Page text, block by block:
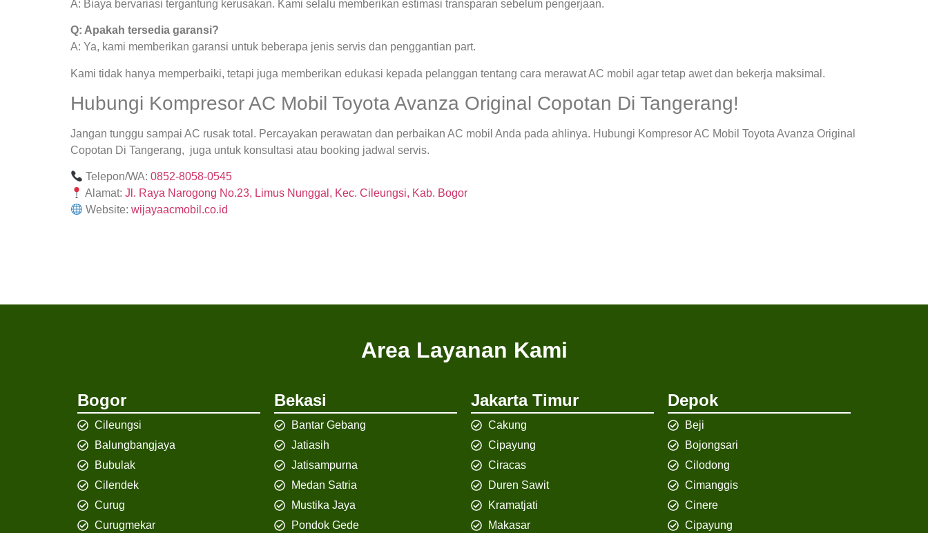
A: Biaya bervariasi tergantung kerusakan. Kami selalu memberikan estimasi transparan sebelum pengerjaan.
Q: Apakah tersedia garansi?
A: Ya, kami memberikan garansi untuk beberapa jenis servis dan penggantian part.
Kami tidak hanya memperbaiki, tetapi juga memberikan edukasi kepada pelanggan tentang cara merawat AC mobil agar tetap awet dan bekerja maksimal.
Hubungi Kompresor AC Mobil Toyota Avanza Original Copotan Di Tangerang!
Jangan tunggu sampai AC rusak total. Percayakan perawatan dan perbaikan AC mobil Anda pada ahlinya. Hubungi Kompresor AC Mobil Toyota Avanza Original
Copotan Di Tangerang, juga untuk konsultasi atau booking jadwal servis.
Telepon/WA:0852-8058-0545
Alamat:Jl. Raya Narogong No.23, Limus Nunggal, Kec. Cileungsi, Kab. Bogor
Website:wijayaacmobil.co.id
Area Layanan Kami
Bogor
Cileungsi
Balungbangjaya
Bubulak
Cilendek
Curug
Curugmekar
Bekasi
Bantar Gebang
Jatiasih
Jatisampurna
Medan Satria
Mustika Jaya
Pondok Gede
Jakarta Timur
Cakung
Cipayung
Ciracas
Duren Sawit
Kramatjati
Makasar
Depok
Beji
Bojongsari
Cilodong
Cimanggis
Cinere
Cipayung